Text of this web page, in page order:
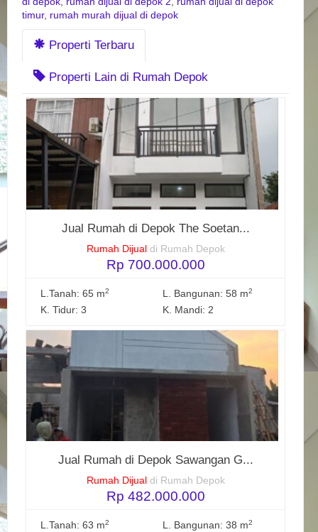
timur, rumah murah dijual di depok
Properti Terbaru
Properti Lain di Rumah Depok
Jual Rumah di Depok The Soetan...
Rumah Dijual di Rumah Depok
Rp 700.000.000
L.Tanah: 65 m2 L. Bangunan: 58 m2
K. Tidur: 3 K. Mandi: 2
Jual Rumah di Depok Sawangan G...
Rumah Dijual di Rumah Depok
Rp 482.000.000
L.Tanah: 63 m2 L. Bangunan: 38 m2